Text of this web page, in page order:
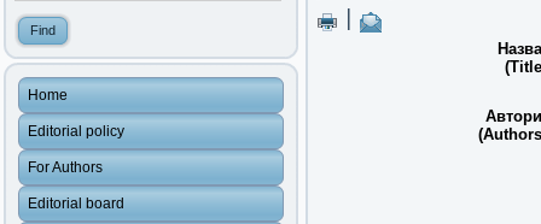
Home
Editorial policy
For Authors
Editorial board